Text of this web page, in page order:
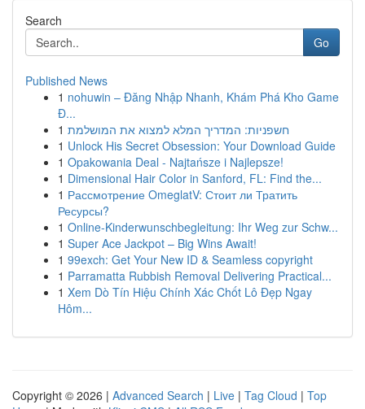
Search
Go
Published News
1 nohuwin – Đăng Nhập Nhanh, Khám Phá Kho Game
Đ...
1 חשפניות: המדריך המלא למצוא את המושלמת
1 Unlock His Secret Obsession: Your Download Guide
1 Opakowania Deal - Najtańsze i Najlepsze!
1 Dimensional Hair Color in Sanford, FL: Find the...
1 Рассмотрение OmeglatV: Стоит ли Тратить
Ресурсы?
1 Online-Kinderwunschbegleitung: Ihr Weg zur Schw...
1 Super Ace Jackpot – Big Wins Await!
1 99exch: Get Your New ID & Seamless copyright
1 Parramatta Rubbish Removal Delivering Practical...
1 Xem Dò Tín Hiệu Chính Xác Chốt Lô Đẹp Ngay
Hôm...
Copyright © 2026 | Advanced Search | Live | Tag Cloud | Top